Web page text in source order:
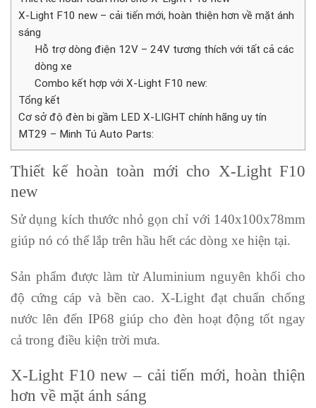
X-Light F10 new – cải tiến mới, hoàn thiện hơn về mặt ánh
sáng
Hỗ trợ dòng điện 12V – 24V tương thích với tất cả các
dòng xe
Combo kết hợp với X-Light F10 new:
Tổng kết
Cơ sở độ đèn bi gầm LED X-LIGHT chính hãng uy tín
MT29 – Minh Tú Auto Parts:
Thiết kế hoàn toàn mới cho X-Light F10
new
Sử dụng kích thước nhỏ gọn chỉ với 140x100x78mm
giúp nó có thể lắp trên hầu hết các dòng xe hiện tại.
Sản phẩm được làm từ Aluminium nguyên khối cho
độ cứng cáp và bền cao. X-Light đạt chuẩn chống
nước lên đến IP68 giúp cho đèn hoạt động tốt ngay
cả trong điều kiện trời mưa.
X-Light F10 new – cải tiến mới, hoàn thiện
hơn về mặt ánh sáng